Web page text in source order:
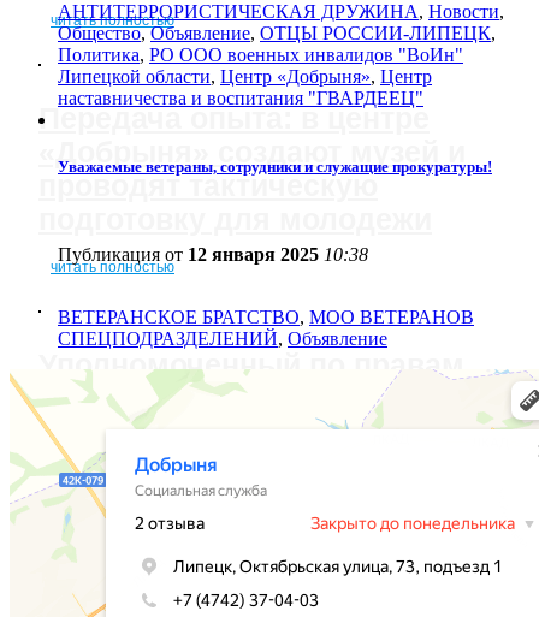
читать полностью
Передача опыта: в центре
проводят тактическую
читать полностью
Уполномоченный по правам
ребенка в Липецкой области
поздравила ребят с
Международным днем
защиты детей.
читать полностью
АНТИТЕРРОРИСТИЧЕСКАЯ ДРУЖИНА, Новости,
Общество,Объявление, ОТЦЫ РОССИИ-ЛИПЕЦК,
Политика, РО ООО военных инвалидов "ВоИн"
Липецкой области, Центр «Добрыня», Центр
наставничества и воспитания "ГВАРДЕЕЦ"
Уважаемые ветераны, сотрудники и служащие прокуратуры!
Публикация от 12 января 2025 10:38
ВЕТЕРАНСКОЕ БРАТСТВО, МОО ВЕТЕРАНОВ
СПЕЦПОДРАЗДЕЛЕНИЙ, Объявление